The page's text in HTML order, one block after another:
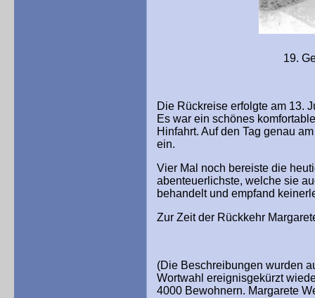
19. Geburtstag in
Die Rückreise erfolgte am 13.
Es war ein schönes
Hinfahrt. Auf den Tag genau
ein.
Vier Mal noch bereiste die
abenteuerlichste, welche sie
behandelt und empfand
Zur Zeit der Rückkehr
(Die Beschreibungen wurden
Wortwahl ereignisgekürzt
4000 Bewohnern. Margarete